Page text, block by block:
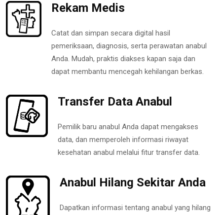
Rekam Medis
Catat dan simpan secara digital hasil
pemeriksaan, diagnosis, serta perawatan anabul
Anda. Mudah, praktis diakses kapan saja dan
dapat membantu mencegah kehilangan berkas.
Transfer Data Anabul
Pemilik baru anabul Anda dapat mengakses
data, dan memperoleh informasi riwayat
kesehatan anabul melalui fitur transfer data.
Anabul Hilang Sekitar Anda
Dapatkan informasi tentang anabul yang hilang